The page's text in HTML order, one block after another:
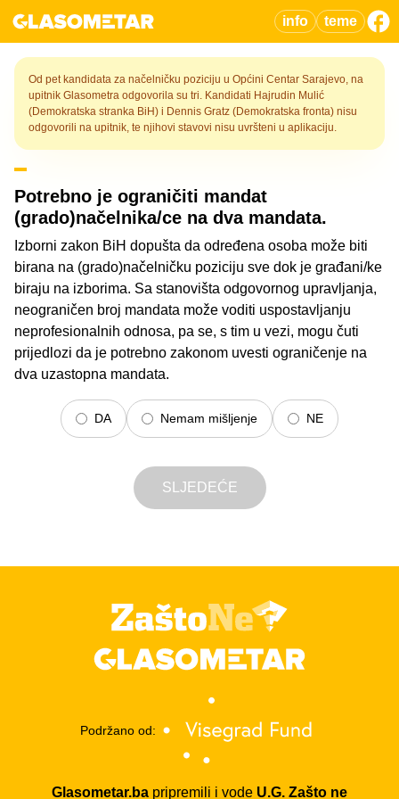
info teme
Od pet kandidata za načelničku poziciju u Općini Centar Sarajevo, na
upitnik Glasometra odgovorila su tri. Kandidati Hajrudin Mulić
(Demokratska stranka BiH) i Dennis Gratz (Demokratska fronta) nisu
odgovorili na upitnik, te njihovi stavovi nisu uvršteni u aplikaciju.
Potrebno je ograničiti mandat
(grado)načelnika/ce na dva mandata.
Izborni zakon BiH dopušta da određena osoba može biti
birana na (grado)načelničku poziciju sve dok je građani/ke
biraju na izborima. Sa stanovišta odgovornog upravljanja,
neograničen broj mandata može voditi uspostavljanju
neprofesionalnih odnosa, pa se, s tim u vezi, mogu čuti
prijedlozi da je potrebno zakonom uvesti ograničenje na
dva uzastopna mandata.
DA Nemam mišljenje NE
SLJEDEĆE
Podržano od:
Glasometar.ba pripremili i vode U.G. Zašto ne